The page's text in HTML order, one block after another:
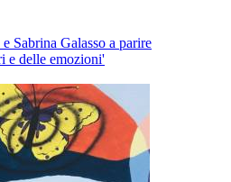
Sabrina Galasso a parire
e delle emozioni'